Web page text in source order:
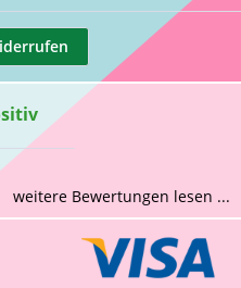
weitere Bewertungen lesen ...